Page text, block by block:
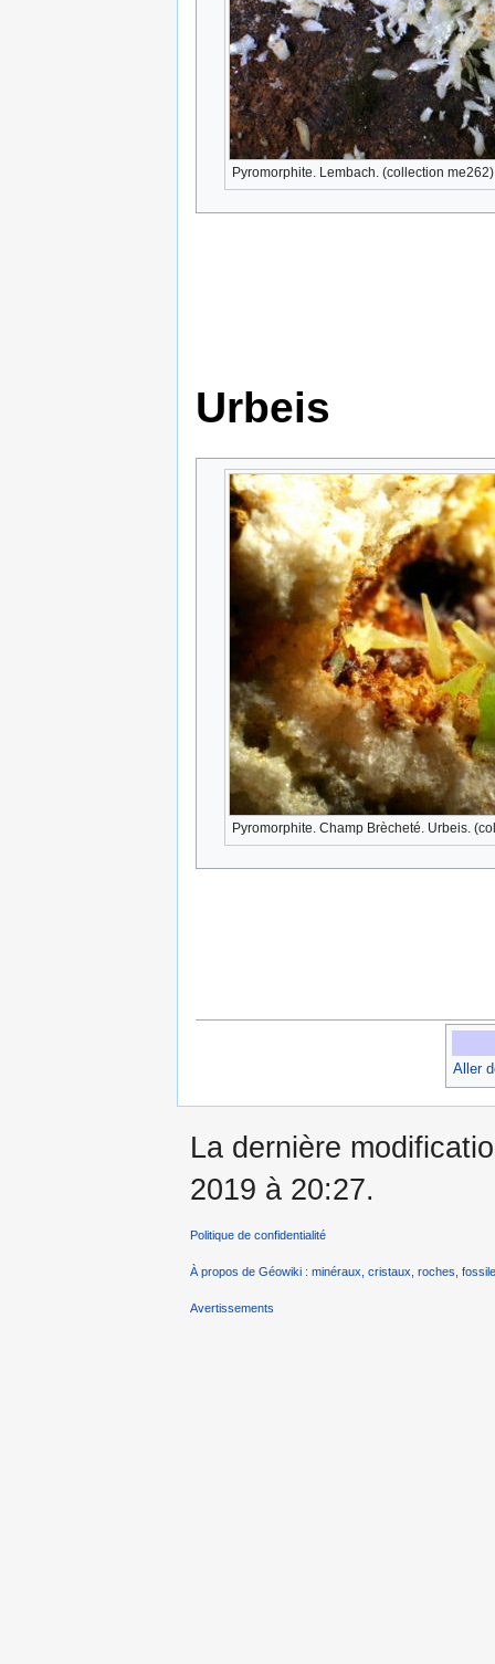
Pyromorphite. Lembach. (collection me262)
Urbeis
Pyromorphite. Champ Brècheté. Urbeis.
Aller
La dernière
2019 à 20:27.
Politique de confidentialité
À propos de Géowiki : minéraux, cristaux, roches,
Avertissements